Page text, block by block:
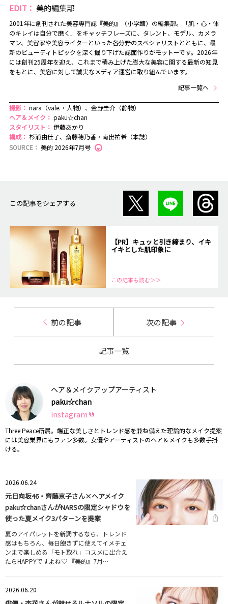
EDIT： 美的編集部
2001年に創刊された美容専門誌『美的』（小学館）の編集部。「肌・心・体
のキレイは自分で磨く」をキャッチフレーズに、タレント、モデル、カメラ
マン、美容家や美容ライターといった各分野のスペシャリストとともに、最
新のビューティトピックを深く掘り下げた誌面作りがモットーです。2026年
には創刊25周年を迎え、これまで積み上げた膨大な美容に関する最新の知見
をもとに、美容に対して誠実なメディア運営に取り組んでいます。
記事一覧へ
撮影： nara（vale.・人物）、金野圭介（静物）
ヘア＆メイク： paku☆chan
スタイリスト： 伊藤あかり
構成： 杉浦由佳子、斎藤穂乃香・南出祐希（本誌）
SOURCE： 美的 2026年7月号
この記事をシェアする
【PR】キュッと引き締まり、イキ
イキとした肌印象に
この記事も読む＞＞
前の記事 次の記事
記事一覧
ヘア＆メイクアップアーティスト
paku☆chan
instagram
Three Peace所属。端正な美しさとトレンド感を兼ね備えた理論的なメイク提案
には美容業界にもファン多数。女優やアーティストのヘア＆メイクも多数手掛
ける。
2026.06.24
元日向坂46・齊藤京子さん×ヘアメイク
paku☆chanさんがNARSの限定シャドウを
使った夏メイク3パターンを提案
夏のアイパレットを新調するなら、トレンド
感はもちろん、毎日飽きずに使えてイメチェ
ンまで楽しめる「モト取れ」コスメに出合え
たらHAPPYですよね♡ 『美的』7月…
2026.06.20